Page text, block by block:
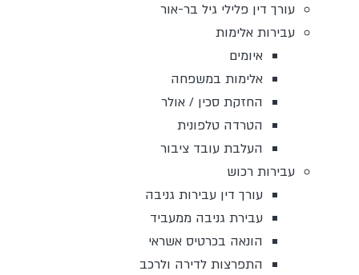
עורך דין פלילי גיל בר-אור
עבירות אלימות
איומים
אלימות במשפחה
החזקת סכין / אולר
הטרדה טלפונית
העלבת עובד ציבור
עבירות רכוש
עורך דין עבירות גניבה
עבירת גניבה ממעביד
הונאה בכרטיס אשראי
התפרצות לדירה ולרכב